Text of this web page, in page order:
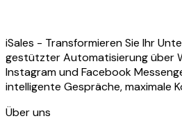
iSales - Transformieren Sie Ihr
gestützter Automatisierung über
Instagram und Facebook
intelligente Gespräche, maximale
Über uns